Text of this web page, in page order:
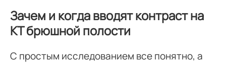
Зачем и когда вводят контраст на
КТ брюшной полости
С простым исследованием все понятно, а